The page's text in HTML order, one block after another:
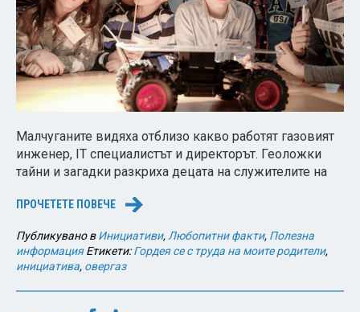
Малчуганите видяха отблизо какво работят газовият
инженер, IT специалистът и директорът. Геоложки
тайни и загадки разкриха децата на служителите на
ПРОЧЕТЕТЕ ПОВЕЧЕ →
Публикувано вИнициативи, Любопитни факти, Полезна
информация Етикети:Гордея се с труда на моите родители,
инициатива, овергаз